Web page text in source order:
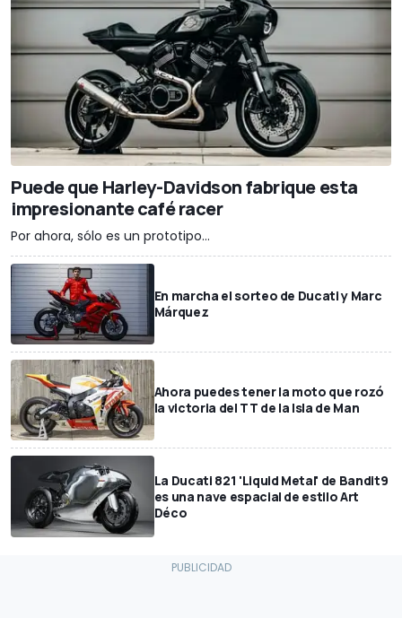
Puede que Harley-Davidson fabrique esta
impresionante café racer
Por ahora, sólo es un prototipo...
En marcha el sorteo de Ducati y Marc
Márquez
Ahora puedes tener la moto que rozó
la victoria del TT de la Isla de Man
La Ducati 821 'Liquid Metal' de Bandit9
es una nave espacial de estilo Art
Déco